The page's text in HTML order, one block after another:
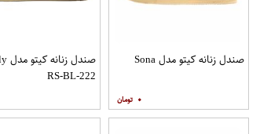
صندل زنانه کیتو مدل Sona
۰
RS-BL-222